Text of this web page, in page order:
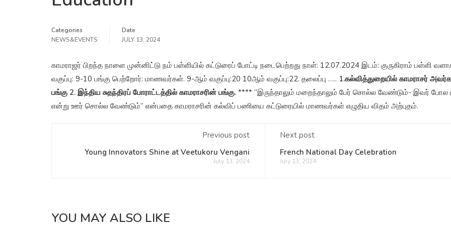
Categories
NEWS&EVENTS
Date
JULY 13, 2024
காமராஜர் பிறந்த நாளை முன்னிட்டு நம் பள்ளியில் கட்டுரைப் போட்டி நடைபெற்றது நாள்: 12.07.2024 இடம்: குருகிராம் பள்ளி
வகுப்பு: 9-10 பங்கு பெற்றோர்: மாணவர்கள். 9-ஆம் வகுப்பு:20 10ஆம் வகுப்பு:22. தலைப்பு ….. 1.கல்வித்துறையில் காமராசர்
பங்கு 2. இந்திய சுதந்திரப் போராட்டத்தில் காமராசரின் பங்கு. **** “இருந்தாலும் மறைந்தாலும் பேர் சொல்ல வேண்டும்- இவர் போல
என்று ஊர் சொல்ல வேண்டும்” என்பதை காமராசரின் கல்விப் பணியை கட்டுரையில் மாணவர்கள் எழுதிய விதம் அற்புதம்.
Previous post
Young Innovators Shine at Veetukoru Vengani
July 13, 2024
Next post
French National Day Celebration
July 13, 2024
YOU MAY ALSO LIKE